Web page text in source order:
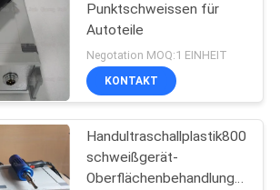
Punktschweissen für
Autoteile
Negotation MOQ:1 EINHEIT
KONTAKT
Handultraschallplastik800W
schweißgerät-
Oberflächenbehandlungs-